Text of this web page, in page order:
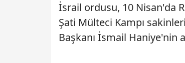
İsrail ordusu, 10 Nisan'da
Şati Mülteci Kampı
Başkanı İsmail